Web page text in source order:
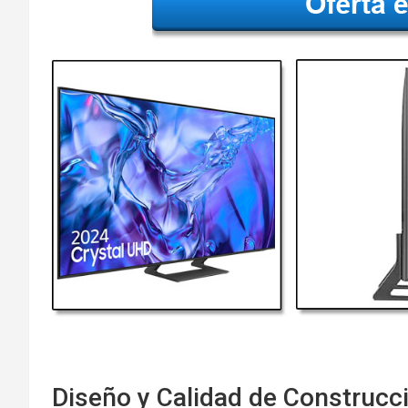
Diseño y Calidad de